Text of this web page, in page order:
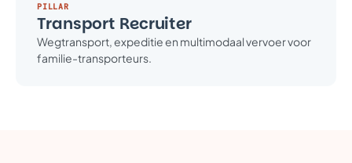
PILLAR
Transport Recruiter
Wegtransport, expeditie en multimodaal vervoer voor
familie-transporteurs.